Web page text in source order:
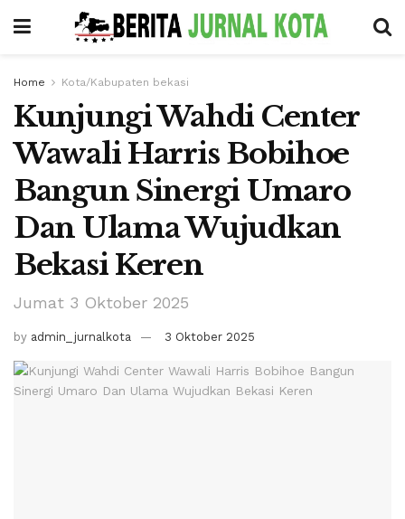
Home Kota/Kabupaten bekasi
Kunjungi Wahdi Center
Wawali Harris Bobihoe
Bangun Sinergi Umaro
Dan Ulama Wujudkan
Bekasi Keren
Jumat 3 Oktober 2025
by admin_jurnalkota 3 Oktober 2025